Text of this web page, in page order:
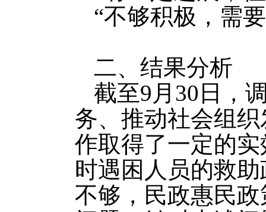
“不够积极，需
二、结果分析
截至9月30日，
务、推动社会组
作取得了一定的
时遇困人员的救
不够，民政惠民